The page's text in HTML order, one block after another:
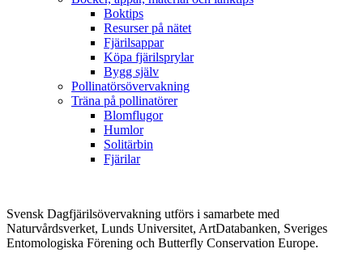
Boktips
Resurser på nätet
Fjärilsappar
Köpa fjärilsprylar
Bygg själv
Pollinatörsövervakning
Träna på pollinatörer
Blomflugor
Humlor
Solitärbin
Fjärilar
Svensk Dagfjärilsövervakning utförs i samarbete med
Naturvårdsverket, Lunds Universitet, ArtDatabanken, Sveriges
Entomologiska Förening och Butterfly Conservation Europe.